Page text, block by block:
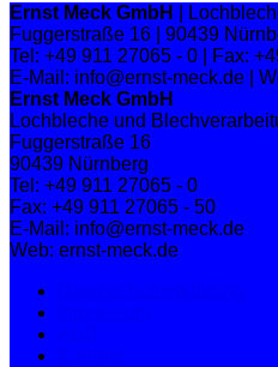
Ernst Meck GmbH
|
Fuggerstraße 16 | 90439
Tel: +49 911 27065 - 0 | Fax:
E-Mail: info@ernst-meck.de |
Ernst Meck GmbH
Lochbleche und
Fuggerstraße 16
90439 Nürnberg
Tel: +49 911 27065 - 0
Fax: +49 911 27065 - 50
E-Mail: info@ernst-meck.de
Web: ernst-meck.de